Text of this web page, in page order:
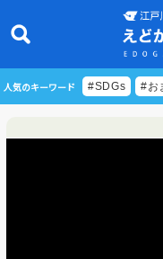
人気のキーワード #SDGs #お